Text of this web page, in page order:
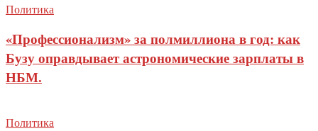
Политика
«Профессионализм» за полмиллиона в год: как
Бузу оправдывает астрономические зарплаты в
НБМ.
Политика